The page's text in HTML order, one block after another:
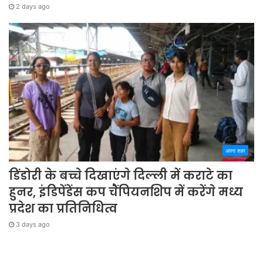
2 days ago
अपना शहर
डिंडोरी के बच्चे दिखाएंगे दिल्ली में कराटे का
हुनर, इंडिपेंडेंस कप चैंपियनशिप में करेंगे मध्य
प्रदेश का प्रतिनिधित्व
3 days ago